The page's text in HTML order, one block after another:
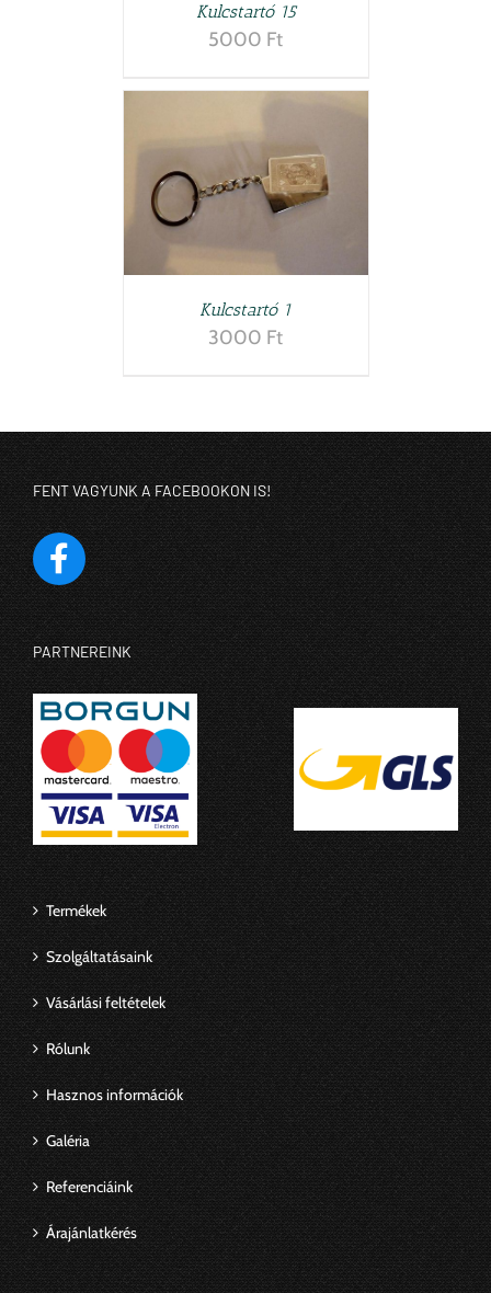
Kulcstartó 15
5000 Ft
Kulcstartó 1
3000 Ft
FENT VAGYUNK A FACEBOOKON IS!
PARTNEREINK
Termékek
Szolgáltatásaink
Vásárlási feltételek
Rólunk
Hasznos információk
Galéria
Referenciáink
Árajánlatkérés